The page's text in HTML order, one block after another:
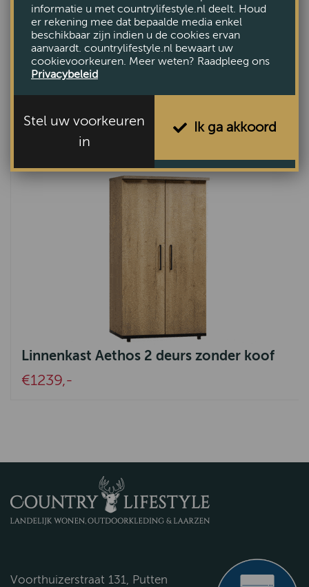
Linnenkast Aethos 3 deurs zonder koof
Linnenkast Aethos 2 deurs zonder koof
€1239,-
Voorthuizerstraat 131, Putten
informatie u met countrylifestyle.nl deelt. Houd
er rekening mee dat bepaalde media enkel
beschikbaar zijn indien u de cookies ervan
aanvaardt. countrylifestyle.nl bewaart uw
cookievoorkeuren. Meer weten? Raadpleeg ons
Privacybeleid
Stel uw voorkeuren
in
Ik ga akkoord